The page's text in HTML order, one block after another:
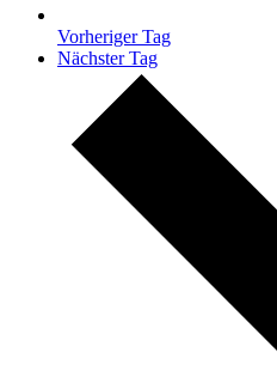
Vorheriger Tag
Nächster Tag